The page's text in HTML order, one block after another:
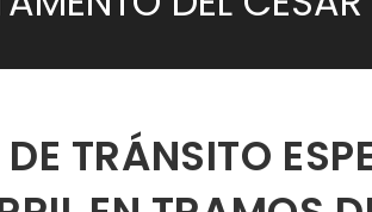
TRÁNSITO